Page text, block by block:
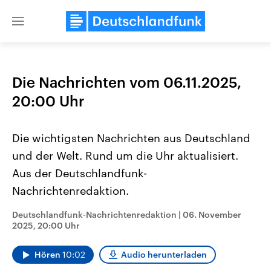
Close
Landtagswahl Sachsen-Anhalt
2026
Alle Informationen
September 2026 einen neuen
Landtag. Seit 2021 wird das
USA
Aktuelle Beiträge,
gehören die Vereinigten
den mächtigsten Ländern
Die Nachrichten vom 06.11.2025,
20:00 Uhr
Die wichtigsten Nachrichten aus Deutschland
und der Welt. Rund um die Uhr aktualisiert.
Aus der Deutschlandfunk-
Nachrichtenredaktion.
Deutschlandfunk-Nachrichtenredaktion | 06. November
2025, 20:00 Uhr
Hören 10:02 Audio herunterladen